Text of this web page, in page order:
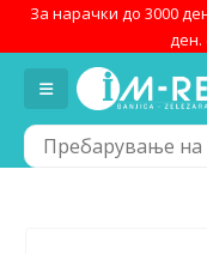
За нарачки до 3000
ден.